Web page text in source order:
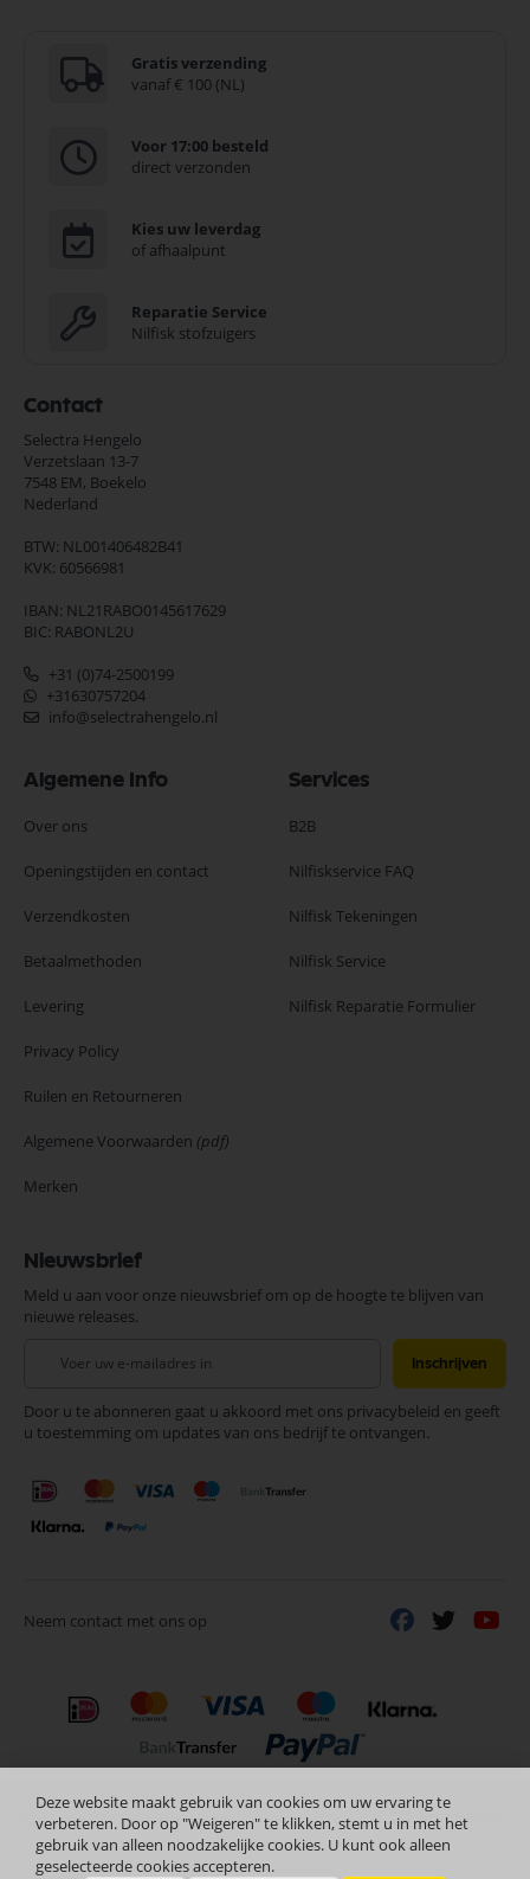
Gratis verzending
vanaf € 100 (NL)
Voor 17:00 besteld
direct verzonden
Kies uw leverdag
of afhaalpunt
Reparatie Service
Nilfisk stofzuigers
Contact
Selectra Hengelo
Verzetslaan 13-7
7548 EM, Boekelo
Nederland
BTW: NL001406482B41
KVK: 60566981
IBAN: NL21RABO0145617629
BIC: RABONL2U
+31 (0)74-2500199
+31630757204
info@selectrahengelo.nl
Algemene Info
Over ons
Openingstijden en contact
Verzendkosten
Betaalmethoden
Levering
Privacy Policy
Ruilen en Retourneren
Algemene Voorwaarden (pdf)
Merken
Services
B2B
Nilfiskservice FAQ
Nilfisk Tekeningen
Nilfisk Service
Nilfisk Reparatie Formulier
Nieuwsbrief
Meld u aan voor onze nieuwsbrief om op de hoogte te blijven van
nieuwe releases.
onze
nieuwsbrief
Inschrijven
Door u te abonneren gaat u akkoord met ons privacybeleid en geeft
u toestemming om updates van ons bedrijf te ontvangen.
Neem contact met ons op
Deze website maakt gebruik van cookies om uw ervaring te
verbeteren. Door op "Weigeren" te klikken, stemt u in met het
gebruik van alleen noodzakelijke cookies. U kunt ook alleen
geselecteerde cookies accepteren.
Copyright © 2024 Selectra Hengelo Nederlands